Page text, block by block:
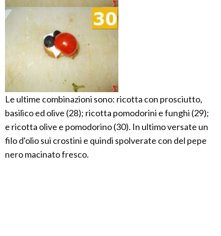
Le ultime combinazioni sono: ricotta con prosciutto,
basilico ed olive (28); ricotta pomodorini e funghi (29);
e ricotta olive e pomodorino (30). In ultimo versate un
filo d'olio sui crostini e quindi spolverate con del pepe
nero macinato fresco.